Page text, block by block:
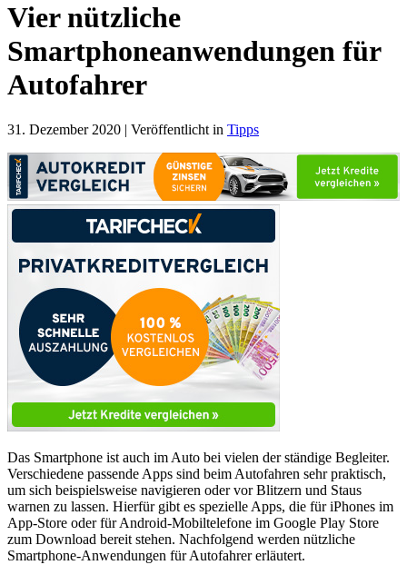
Vier nützliche
Smartphoneanwendungen für
Autofahrer
31. Dezember 2020 | Veröffentlicht in Tipps
Das Smartphone ist auch im Auto bei vielen der ständige Begleiter.
Verschiedene passende Apps sind beim Autofahren sehr praktisch,
um sich beispielsweise navigieren oder vor Blitzern und Staus
warnen zu lassen. Hierfür gibt es spezielle Apps, die für iPhones im
App-Store oder für Android-Mobiltelefone im Google Play Store
zum Download bereit stehen. Nachfolgend werden nützliche
Smartphone-Anwendungen für Autofahrer erläutert.